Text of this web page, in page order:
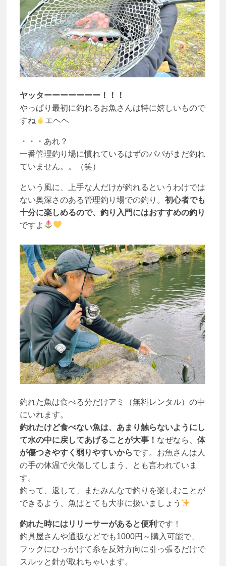
ヤッターーーーーーー！！！
やっぱり最初に釣れるお魚さんは特に嬉しいもので
すね
エヘヘ
・・・あれ？
一番管理釣り場に慣れているはずのパパがまだ釣れ
ていません。。（笑）
という風に、上手な人だけが釣れるというわけでは
ない奥深さのある管理釣り場での釣り。 初心者でも
十分に楽しめるので、釣り入門にはおすすめの釣り
ですよ
釣れた魚は食べる分だけアミ（無料レンタル）の中
にいれます。
釣れたけど食べない魚は、あまり触らないようにし
て水の中に戻してあげることが大事！ なぜなら、 体
が傷つきやすく弱りやすいからです。お魚さんは人
の手の体温で火傷してしまう、とも言われていま
す。
釣って、返して、またみんなで釣りを楽しむことが
できるよう、魚はとても大事に扱いましょう
釣れた時にはリリーサーがあると便利 です！
釣具屋さんや通販などでも1000円～購入可能で、
フックにひっかけて糸を反対方向に引っ張るだけで
スルッと針が取れちゃいます。